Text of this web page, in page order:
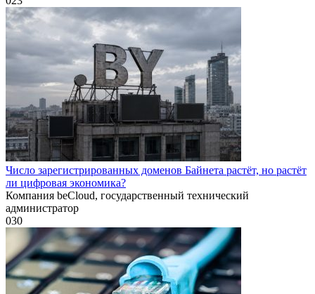
Число зарегистрированных доменов Байнета растёт, но растёт
ли цифровая экономика?
Компания beCloud, государственный технический
администратор
030